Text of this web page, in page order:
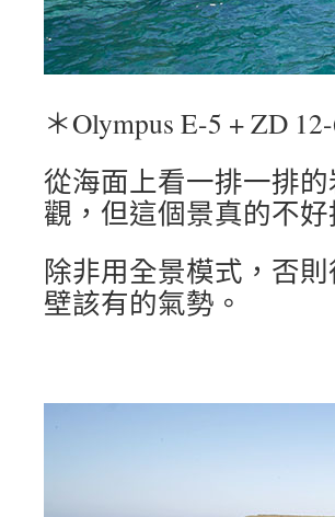
＊Olympus E-5 + ZD
從海面上看一排一排
觀，但這個景真的不好
除非用全景模式，否
壁該有的氣勢。